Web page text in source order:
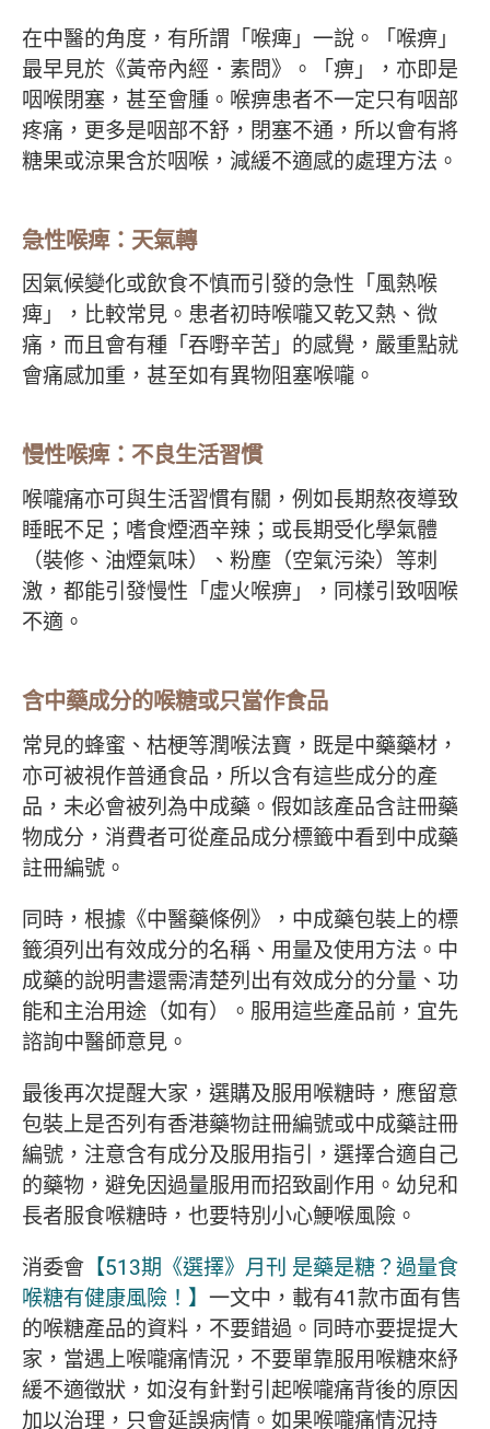
在中醫的角度，有所謂「喉痺」一說。「喉痹」
最早見於《黃帝內經．素問》。「痹」，亦即是
咽喉閉塞，甚至會腫。喉痹患者不一定只有咽部
疼痛，更多是咽部不舒，閉塞不通，所以會有將
糖果或涼果含於咽喉，減緩不適感的處理方法。
急性喉痺：天氣轉
因氣候變化或飲食不慎而引發的急性「風熱喉
痺」，比較常見。患者初時喉嚨又乾又熱、微
痛，而且會有種「吞嘢辛苦」的感覺，嚴重點就
會痛感加重，甚至如有異物阻塞喉嚨。
慢性喉痺：不良生活習慣
喉嚨痛亦可與生活習慣有關，例如長期熬夜導致
睡眠不足；嗜食煙酒辛辣；或長期受化學氣體
（裝修、油煙氣味）、粉塵（空氣污染）等刺
激，都能引發慢性「虛火喉痹」，同樣引致咽喉
不適。
含中藥成分的喉糖或只當作食品
常見的蜂蜜、枯梗等潤喉法寶，既是中藥藥材，
亦可被視作普通食品，所以含有這些成分的產
品，未必會被列為中成藥。假如該產品含註冊藥
物成分，消費者可從產品成分標籤中看到中成藥
註冊編號。
同時，根據《中醫藥條例》，中成藥包裝上的標
籤須列出有效成分的名稱、用量及使用方法。中
成藥的說明書還需清楚列出有效成分的分量、功
能和主治用途（如有）。服用這些產品前，宜先
諮詢中醫師意見。
最後再次提醒大家，選購及服用喉糖時，應留意
包裝上是否列有香港藥物註冊編號或中成藥註冊
編號，注意含有成分及服用指引，選擇合適自己
的藥物，避免因過量服用而招致副作用。幼兒和
長者服食喉糖時，也要特別小心鯁喉風險。
消委會 【513期《選擇》月刊 是藥是糖？過量食
喉糖有健康風險！】 一文中，載有41款市面有售
的喉糖產品的資料，不要錯過。同時亦要提提大
家，當遇上喉嚨痛情況，不要單靠服用喉糖來紓
緩不適徵狀，如沒有針對引起喉嚨痛背後的原因
加以治理，只會延誤病情。如果喉嚨痛情況持